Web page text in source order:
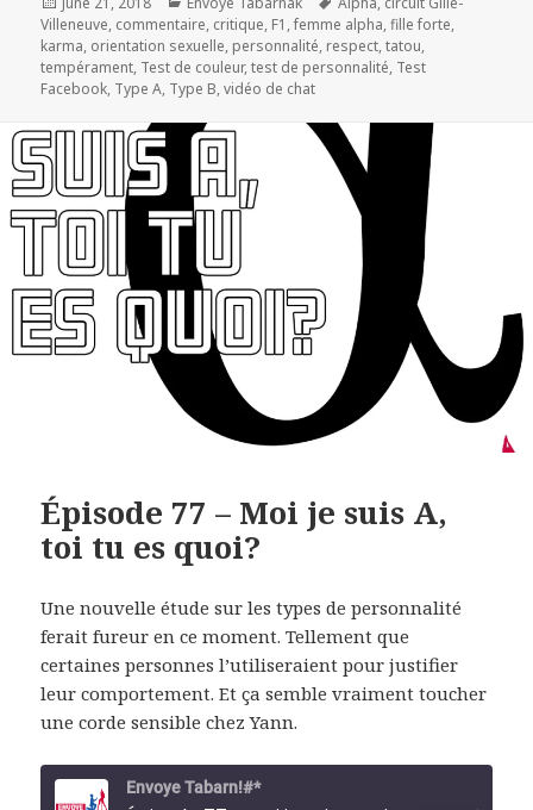
on
Villeneuve, commentaire, critique, F1,femme alpha,fille forte,
karma, orientation sexuelle, personnalité, respect,tatou,
tempérament, Test de couleur,test de personnalité, Test
Facebook, Type A, Type B,vidéo de chat
Épisode 77 – Moi je suis A,
toi tu es quoi?
Une nouvelle étude sur les types de personnalité
ferait fureur en ce moment. Tellement que
certaines personnes l’utiliseraient pour justifier
leur comportement. Et ça semble vraiment toucher
une corde sensible chez Yann.
Envoye Tabarn!#*